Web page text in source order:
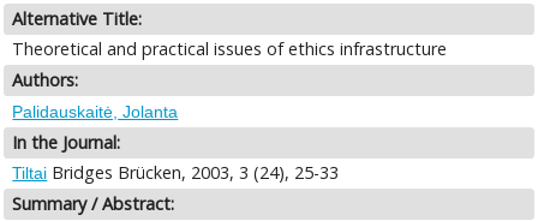
Alternative Title:
Theoretical and practical issues of ethics infrastructure
Authors:
Palidauskaitė, Jolanta
In the Journal:
Tiltai Bridges Brücken, 2003, 3 (24), 25-33
Summary / Abstract: